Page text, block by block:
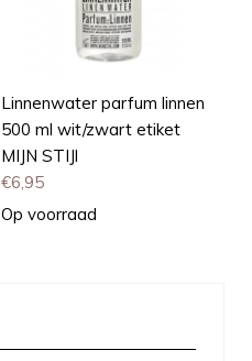
Linnenwater parfum linnen
500 ml wit/zwart etiket
MIJN STIJl
€6,95
Op voorraad